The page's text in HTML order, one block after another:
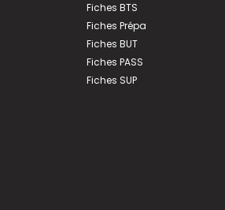
Fiches BTS
Fiches Prépa
Fiches BUT
Fiches PASS
Fiches SUP